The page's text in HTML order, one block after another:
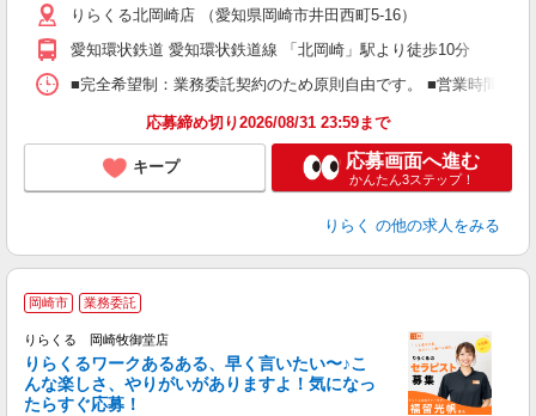
りらくる北岡崎店 （愛知県岡崎市井田西町5-16）
愛知環状鉄道 愛知環状鉄道線 「北岡崎」駅より徒歩10分
■完全希望制：業務委託契約のため原則自由です。 ■営業時間帯
応募締め切り2026/08/31 23:59まで
キープ 応募画面へ進む
かんたん3ステップ！
りらく の他の求人をみる
岡崎市 業務委託
りらくる 岡崎牧御堂店
りらくるワークあるある、早く言いたい〜♪こ
んな楽しさ、やりがいがありますよ！気になっ
たらすぐ応募！